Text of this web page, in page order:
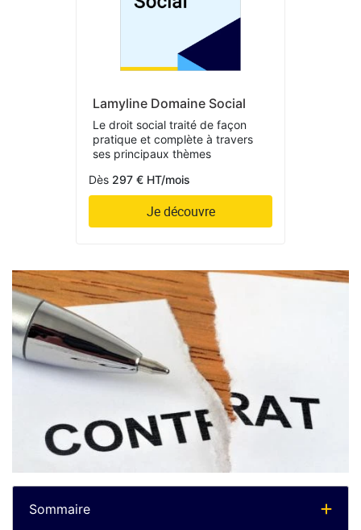
Lamyline Domaine Social
Le droit social traité de façon
pratique et complète à travers
ses principaux thèmes
Dès 297 € HT/mois
Je découvre
Sommaire